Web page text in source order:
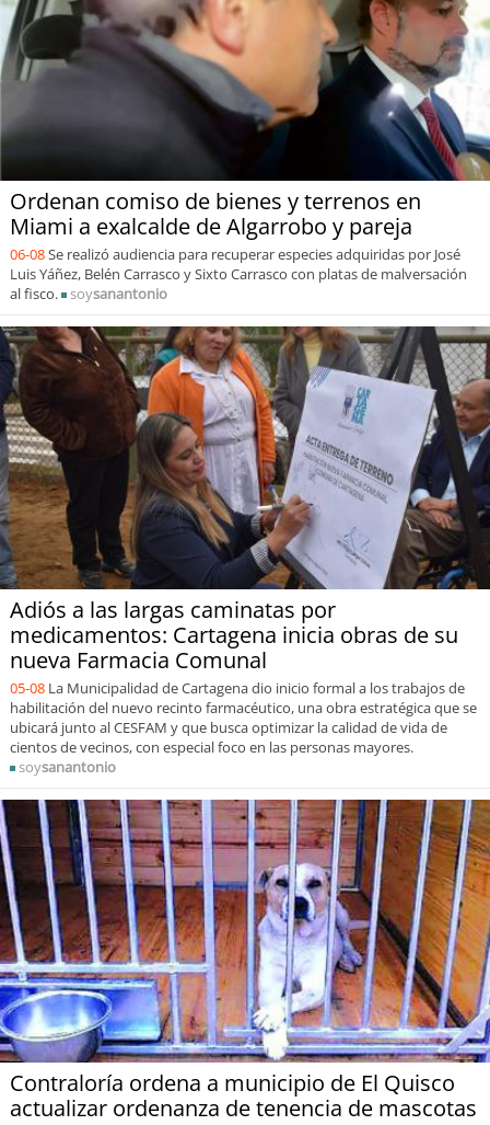
Ordenan comiso de bienes y terrenos en
Miami a exalcalde de Algarrobo y pareja
06-08Se realizó audiencia para recuperar especies adquiridas por José
Luis Yáñez, Belén Carrasco y Sixto Carrasco con platas de malversación
al fisco.
soysanantonio
Adiós a las largas caminatas por
medicamentos: Cartagena inicia obras de su
nueva Farmacia Comunal
05-08 La Municipalidad de Cartagena dio inicio formal a los trabajos de
habilitación del nuevo recinto farmacéutico, una obra estratégica que se
ubicará junto al CESFAM y que busca optimizar la calidad de vida de
cientos de vecinos, con especial foco en las personas mayores.
soysanantonio
Contraloría ordena a municipio de El Quisco
actualizar ordenanza de tenencia de mascotas